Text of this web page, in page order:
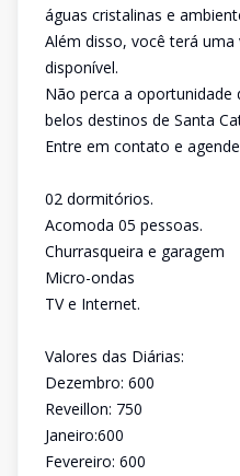
águas cristalinas e
Além disso, você terá
disponível.
Não perca a oportunidade
belos destinos de Santa
Entre em contato e
02 dormitórios.
Acomoda 05 pessoas.
Churrasqueira e garagem
Micro-ondas
TV e Internet.
Valores das Diárias:
Dezembro: 600
Reveillon: 750
Janeiro:600
Fevereiro: 600